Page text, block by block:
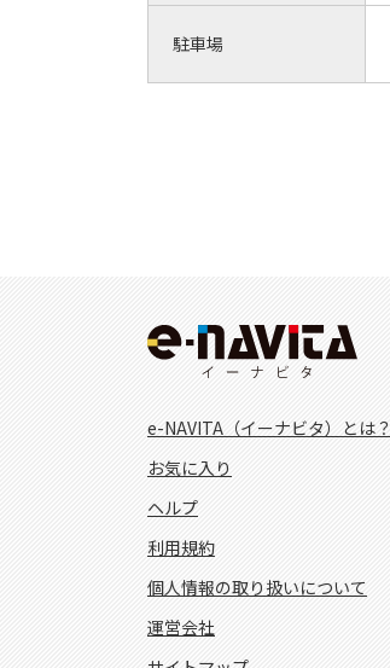
駐車場
e-NAVITA（イーナビタ）とは？
お気に入り
ヘルプ
利用規約
個人情報の取り扱いについて
運営会社